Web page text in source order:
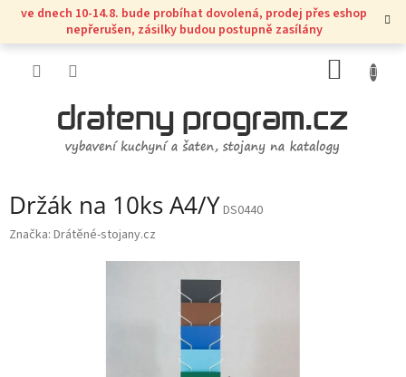
Přejít
obsah
ve dnech 10-14.8. bude probíhat dovolená, prodej přes eshop
nepřerušen, zásilky budou postupně zasílány
KOŠÍK
Držák na 10ks A4/YDS0440
Značka: Drátěné-stojany.cz